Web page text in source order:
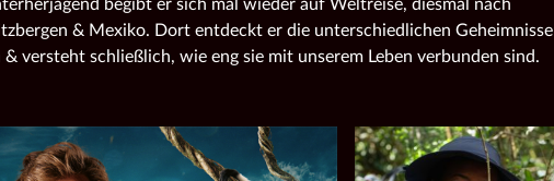
begibt er sich mal wieder auf Weltreise, diesmal nach
& Mexiko. Dort entdeckt er die unterschiedlichen Geheimnisse
& versteht schließlich, wie eng sie mit unserem Leben verbunden sind.